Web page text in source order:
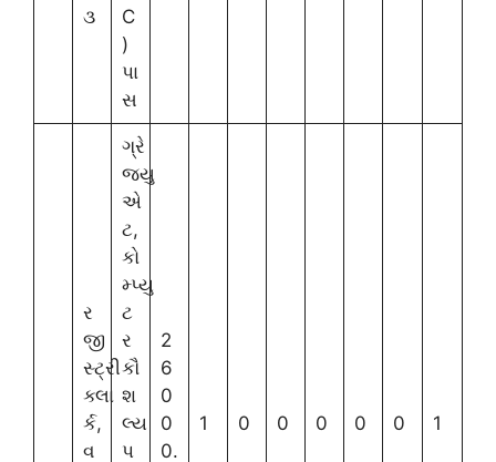
૩
C
)
પા
સ
ર
જી
સ્ટ્રી
ક્લા
ર્ક,
વ
ગ્રે
જ્યુ
એ
ટ,
કો
મ્પ્યુ
ટ
ર
કૌ
શ
લ્ય
પ
2
6
0
0
0.
1 0 0 0 0 0 1